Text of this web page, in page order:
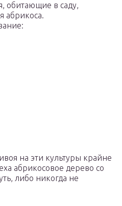
обитающие в саду,
абрикоса.
на эти культуры крайне
абрикосовое дерево со
либо никогда не